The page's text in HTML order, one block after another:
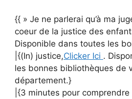
{{ » Je ne parlerai qu’à ma
coeur de la justice des
Disponible dans toutes les
|{(In) justice,Clicker Ici .
les bonnes bibliothèques de
département.}
|{3 minutes pour comprendre